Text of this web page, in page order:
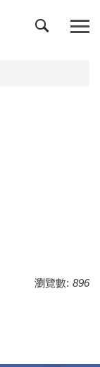
瀏覽數: 896